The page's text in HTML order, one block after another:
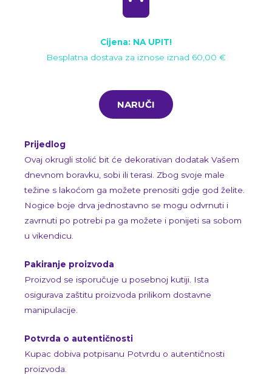
Cijena: NA UPIT!
Besplatna dostava za iznose iznad 60,00 €
NARUČI
Prijedlog
Ovaj okrugli stolić bit će dekorativan dodatak Vašem
dnevnom boravku, sobi ili terasi. Zbog svoje male
težine s lakoćom ga možete prenositi gdje god želite.
Nogice boje drva jednostavno se mogu odvrnuti i
zavrnuti po potrebi pa ga možete i ponijeti sa sobom
u vikendicu.
Pakiranje proizvoda
Proizvod se isporučuje u posebnoj kutiji. Ista
osigurava zaštitu proizvoda prilikom dostavne
manipulacije.
Potvrda o autentičnosti
Kupac dobiva potpisanu Potvrdu o autentičnosti
proizvoda.